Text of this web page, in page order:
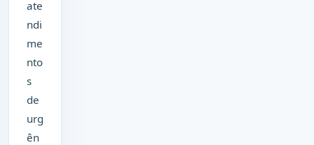
ate
ndi
me
nto
s
de
urg
ên